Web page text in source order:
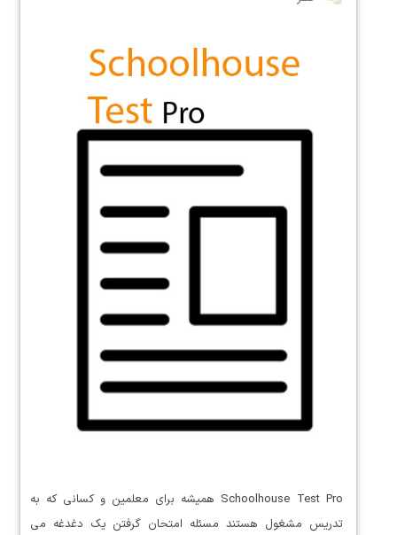
Schoolhouse Test Pro همیشه برای معلمین و کسانی که به
تدریس مشغول هستند مسئله امتحان گرفتن یک دغدغه می